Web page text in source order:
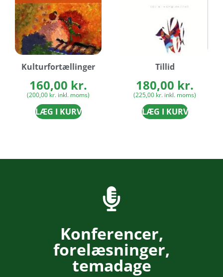
Kulturfortællinger
160,00 kr.
(200,00 kr. inkl. moms)
LÆG I KURV
Tillid
180,00 kr.
(225,00 kr. inkl. moms)
LÆG I KURV
Konferencer,
forelæsninger,
temadage